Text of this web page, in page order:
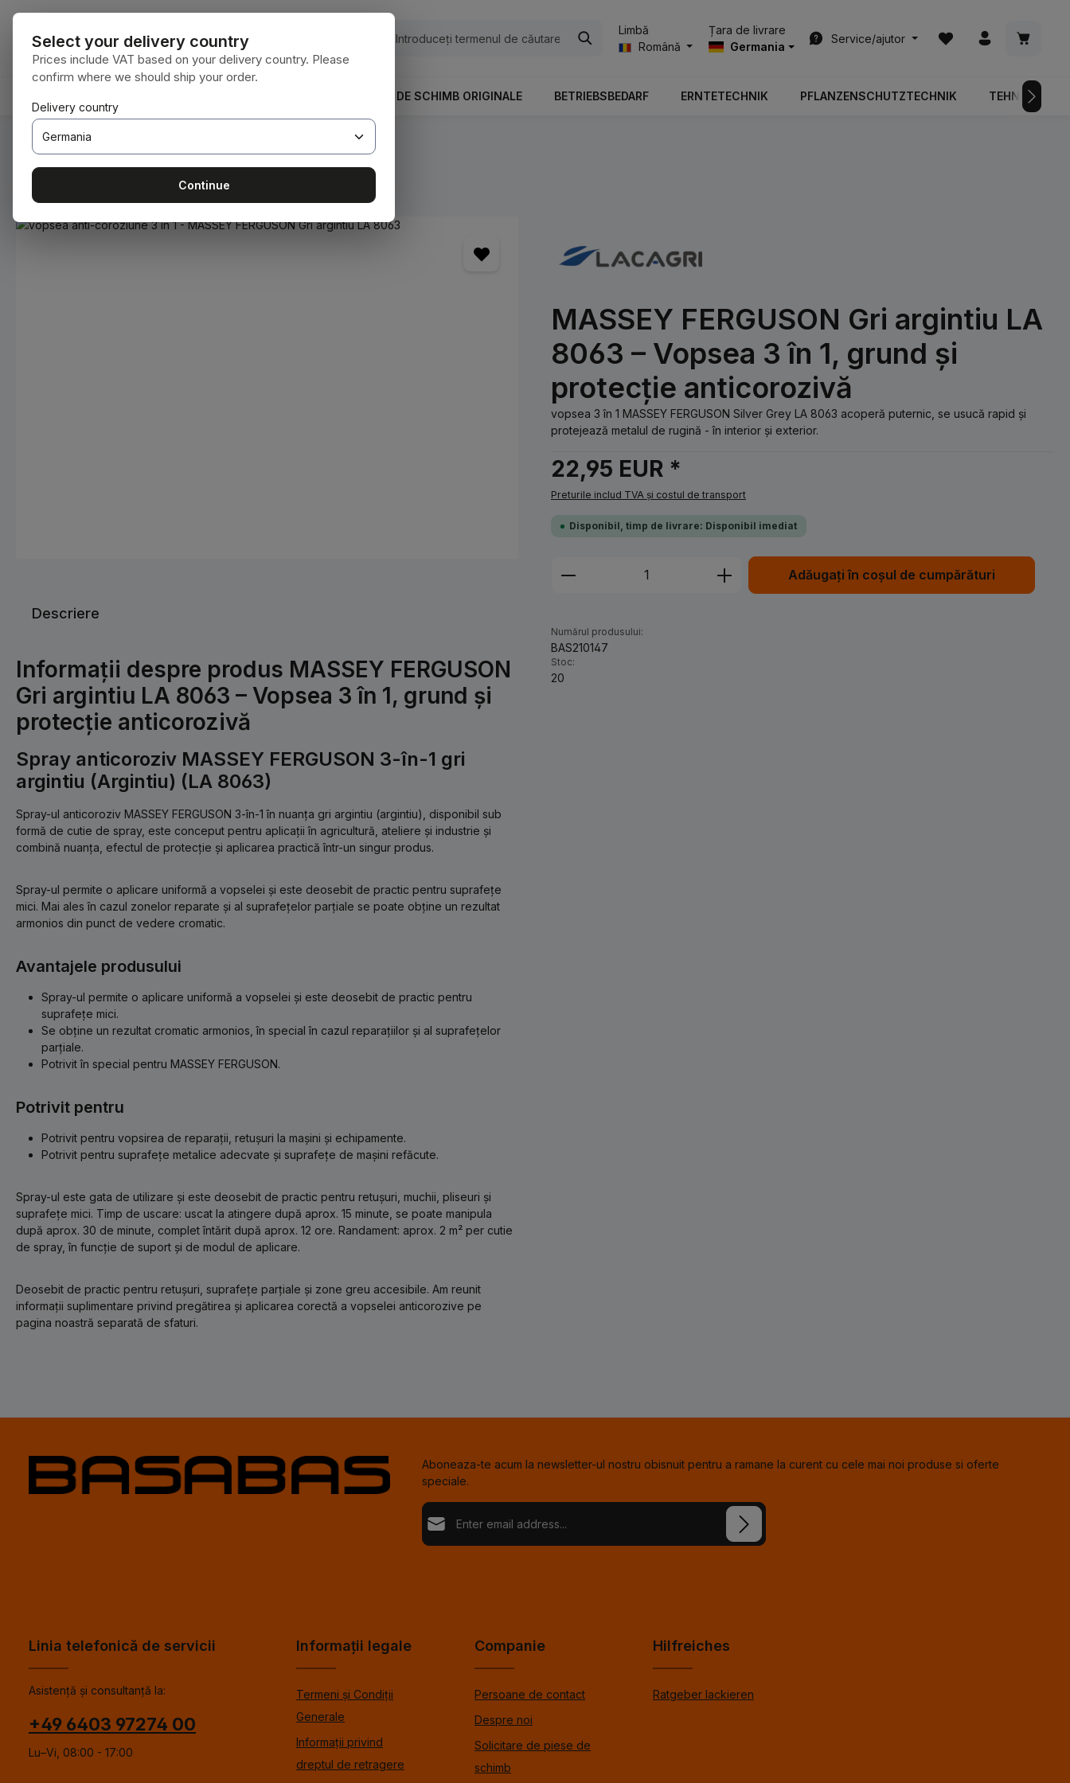
la conținutul principal
Sari la căutare
Sari la navigarea principală
Limbă
Română
Țara de livrare
Germania
Service/ajutor
Aveți 0 articole din
PIESE DE SCHIMB ORIGINALE BETRIEBSBEDARF ERNTETECHNIK PFLANZENSCHUTZTECHNIK TEHNOLOGIA
Sunteți aici: Acasă Consumabile Vopsele și lacuri
Sari peste galeria de imagini
MASSEY FERGUSON Gri argintiu LA
8063 – Vopsea 3 în 1, grund și
protecție anticorozivă
vopsea 3 în 1 MASSEY FERGUSON Silver Grey LA 8063 acoperă puternic, se usucă rapid și
protejează metalul de rugină - în interior și exterior.
22,95 EUR *
Preturile includ TVA și costul de transport
Disponibil, timp de livrare: Disponibil imediat
Cantitate produs: Introduceți cantitatea dorită sau
Adăugați în coșul de cumpărături
Numărul produsului:
BAS210147
Stoc:
20
Descriere
Informații despre produs MASSEY FERGUSON
Gri argintiu LA 8063 – Vopsea 3 în 1, grund și
protecție anticorozivă
Spray anticoroziv MASSEY FERGUSON 3-în-1 gri
argintiu (Argintiu) (LA 8063)
Spray-ul anticoroziv MASSEY FERGUSON 3-în-1 în nuanța gri argintiu (argintiu), disponibil sub
formă de cutie de spray, este conceput pentru aplicații în agricultură, ateliere și industrie și
combină nuanța, efectul de protecție și aplicarea practică într-un singur produs.
Spray-ul permite o aplicare uniformă a vopselei și este deosebit de practic pentru suprafețe
mici. Mai ales în cazul zonelor reparate și al suprafețelor parțiale se poate obține un rezultat
armonios din punct de vedere cromatic.
Avantajele produsului
Spray-ul permite o aplicare uniformă a vopselei și este deosebit de practic pentru
suprafețe mici.
Se obține un rezultat cromatic armonios, în special în cazul reparațiilor și al suprafețelor
parțiale.
Potrivit în special pentru MASSEY FERGUSON.
Potrivit pentru
Potrivit pentru vopsirea de reparații, retușuri la mașini și echipamente.
Potrivit pentru suprafețe metalice adecvate și suprafețe de mașini refăcute.
Spray-ul este gata de utilizare și este deosebit de practic pentru retușuri, muchii, pliseuri și
suprafețe mici. Timp de uscare: uscat la atingere după aprox. 15 minute, se poate manipula
după aprox. 30 de minute, complet întărit după aprox. 12 ore. Randament: aprox. 2 m² per cutie
de spray, în funcție de suport și de modul de aplicare.
Deosebit de practic pentru retușuri, suprafețe parțiale și zone greu accesibile. Am reunit
informații suplimentare privind pregătirea și aplicarea corectă a vopselei anticorozive pe
pagina noastră separată de sfaturi.
Aboneaza-te acum la newsletter-ul nostru obisnuit pentru a ramane la curent cu cele mai noi produse si oferte
speciale.
Adresă de e-mail*
Linia telefonică de servicii
Asistență și consultanță la:
+49 6403 97274 00
Lu–Vi, 08:00 - 17:00
Informații legale
Termeni și Condiții
Generale
Informații privind
dreptul de retragere
Companie
Persoane de contact
Despre noi
Solicitare de piese de
schimb
Hilfreiches
Ratgeber lackieren
Select your delivery country
Prices include VAT based on your delivery country. Please
confirm where we should ship your order.
Delivery country
Continue